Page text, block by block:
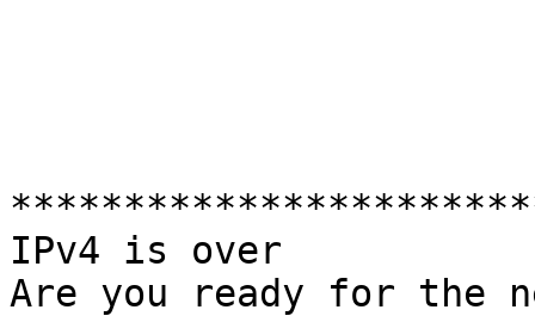
IPv4 is over